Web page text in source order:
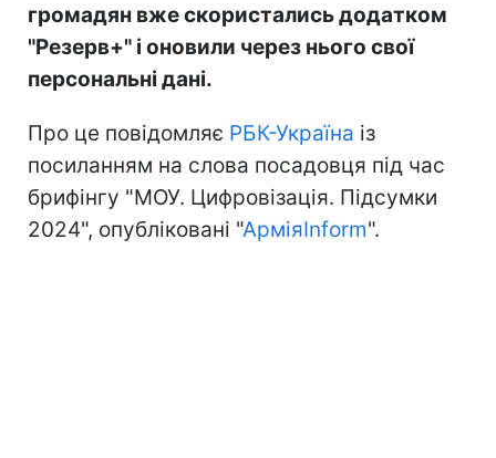
громадян вже скористались додатком
"Резерв+" і оновили через нього свої
персональні дані.
Про це повідомляє РБК-Україна із
посиланням на слова посадовця під час
брифінгу "МОУ. Цифровізація. Підсумки
2024", опубліковані "АрміяInform".